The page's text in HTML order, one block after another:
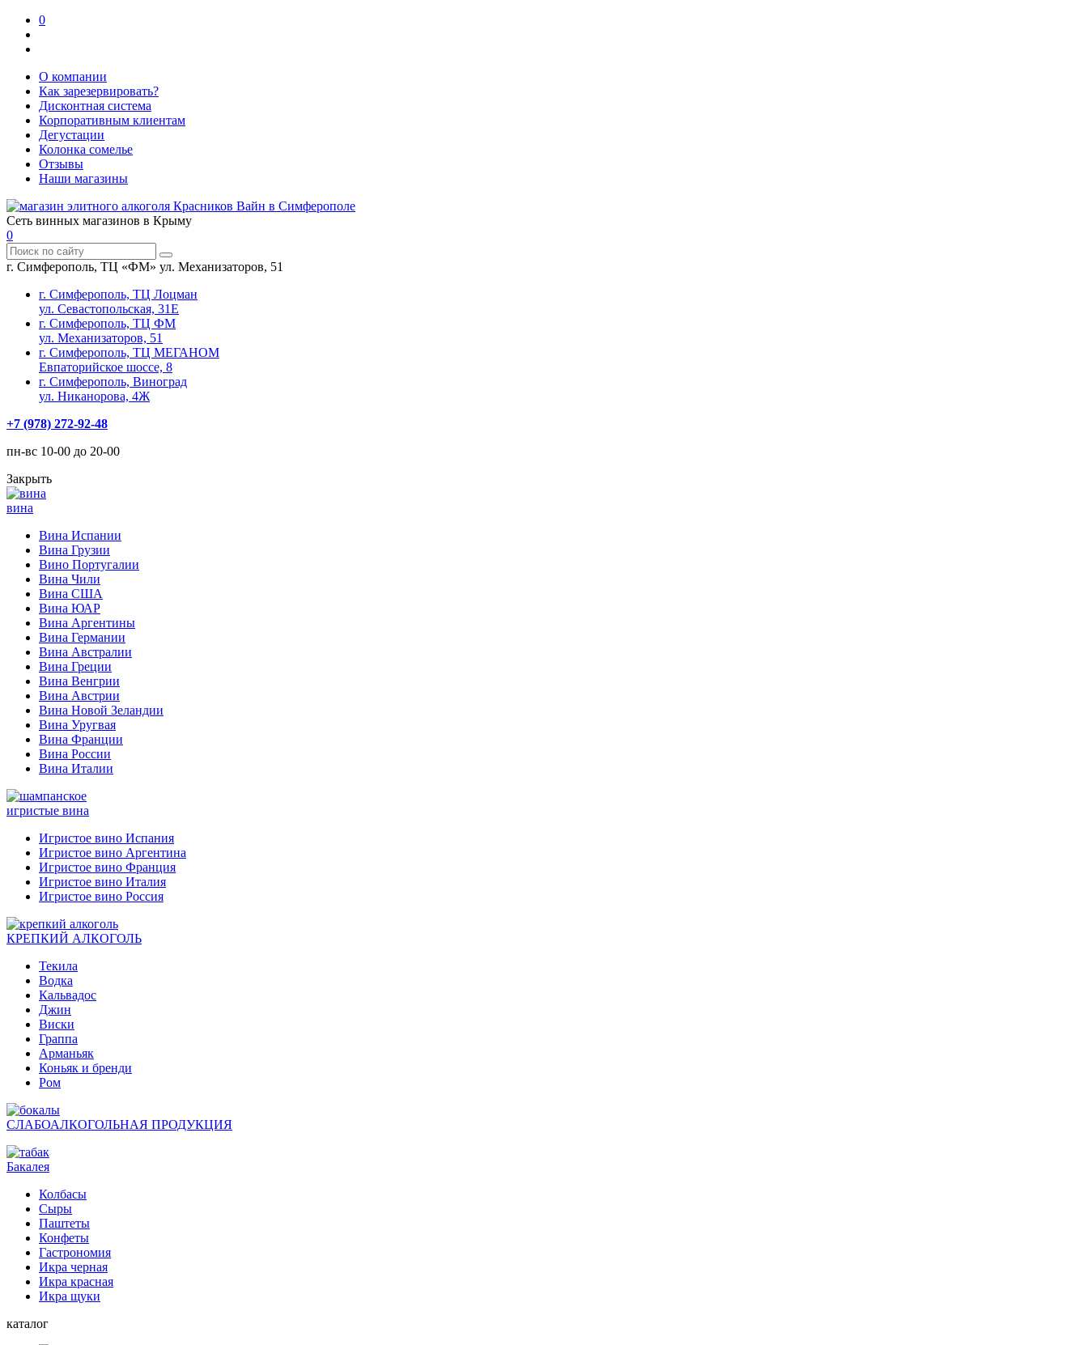
0
О компании
Как зарезервировать?
Дисконтная система
Корпоративным клиентам
Дегустации
Колонка сомелье
Отзывы
Наши магазины
Сеть винных магазинов в Крыму
0
г. Симферополь, ТЦ «ФМ» ул. Механизаторов, 51
г. Симферополь, ТЦ Лоцман
ул. Севастопольская, 31Е
г. Симферополь, ТЦ ФМ
ул. Механизаторов, 51
г. Симферополь, ТЦ МЕГАНОМ
Евпаторийское шоссе, 8
г. Симферополь, Виноград
ул. Никанорова, 4Ж
+7 (978) 272-92-48
пн-вс 10-00 до 20-00
Закрыть
вина
Вина Испании
Вина Грузии
Вино Португалии
Вина Чили
Вина США
Вина ЮАР
Вина Аргентины
Вина Германии
Вина Австралии
Вина Греции
Вина Венгрии
Вина Австрии
Вина Новой Зеландии
Вина Уругвая
Вина Франции
Вина России
Вина Италии
игристые вина
Игристое вино Испания
Игристое вино Аргентина
Игристое вино Франция
Игристое вино Италия
Игристое вино Россия
КРЕПКИЙ АЛКОГОЛЬ
Текила
Водка
Кальвадос
Джин
Виски
Граппа
Арманьяк
Коньяк и бренди
Ром
СЛАБОАЛКОГОЛЬНАЯ ПРОДУКЦИЯ
Бакалея
Колбасы
Сыры
Паштеты
Конфеты
Гастрономия
Икра черная
Икра красная
Икра щуки
каталог